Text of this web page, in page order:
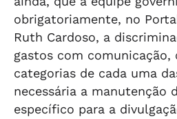
obrigatoriamente, no
Ruth Cardoso, a
gastos com comunicação,
categorias de cada uma
necessária a manutenção
específico para a